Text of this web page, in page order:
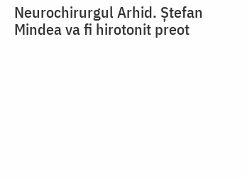
Neurochirurgul Arhid. Ștefan
Mindea va fi hirotonit preot